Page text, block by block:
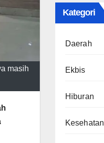
masih
Kategori
Daerah
Ekbis
Hiburan
Kesehatan